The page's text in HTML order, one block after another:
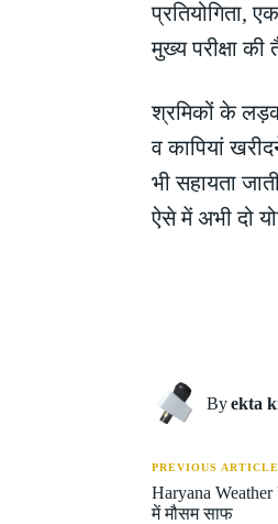
प्रतियोगिता,
मुख्य परीक्षा
श्रमिकों के
व कापियां
भी सहायता
ऐसे में अभी दो
Byekta
PREVIOUS ARTICLE
Haryana Weather
में मौसम साफ